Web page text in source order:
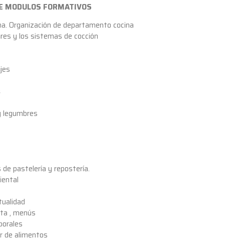
MODULOS FORMATIVOS
Organización de departamento cocina
y los sistemas de cocción
de pastelería y repostería.
, menús
de alimentos